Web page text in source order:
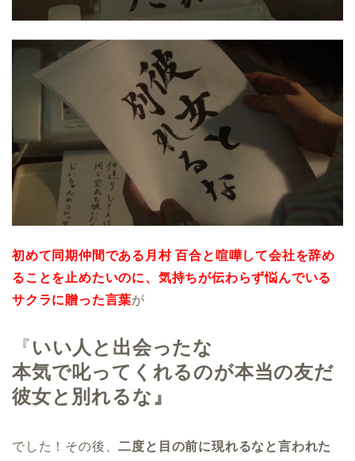
初めて同期仲間である月村 百合と喧嘩して会社を辞め
ることを止めたいのに、気持ちが伝わらず悩んでいる
サクラに贈った言葉が
『いい人と出会ったな
本気で叱ってくれるのが本当の友だ
彼女と別れるな』
でした！その後、二度と目の前に現れるなと言われた